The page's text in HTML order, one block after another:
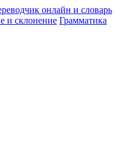
и склонение Грамматика